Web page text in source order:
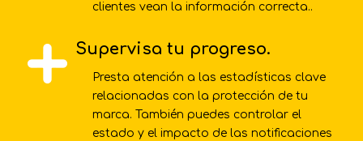
clientes vean la información correcta..
Supervisa tu progreso.
Presta atención a las estadísticas clave
relacionadas con la protección de tu
marca. También puedes controlar el
estado y el impacto de las notificaciones